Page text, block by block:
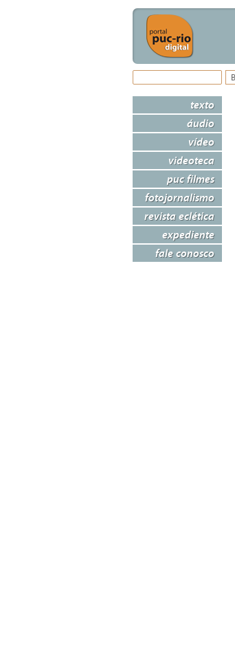
texto
áudio
vídeo
videoteca
puc filmes
fotojornalismo
revista eclética
expediente
fale conosco